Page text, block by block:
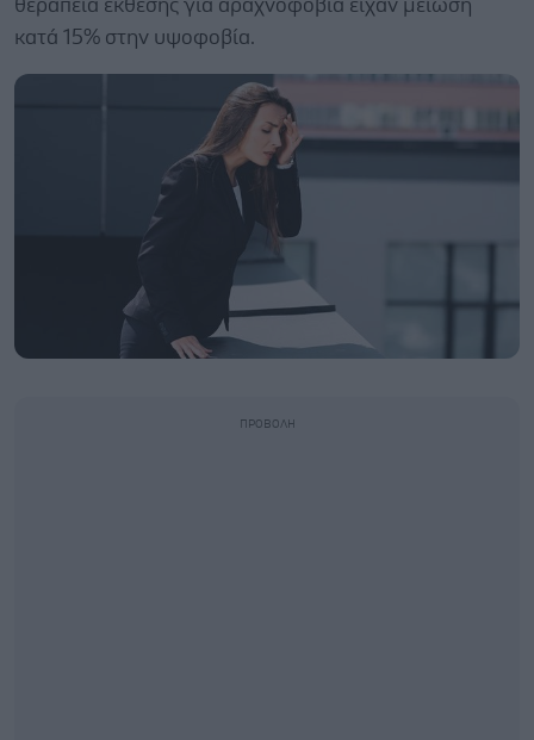
θεραπεία έκθεσης για αραχνοφοβία είχαν μείωση
κατά 15% στην υψοφοβία.